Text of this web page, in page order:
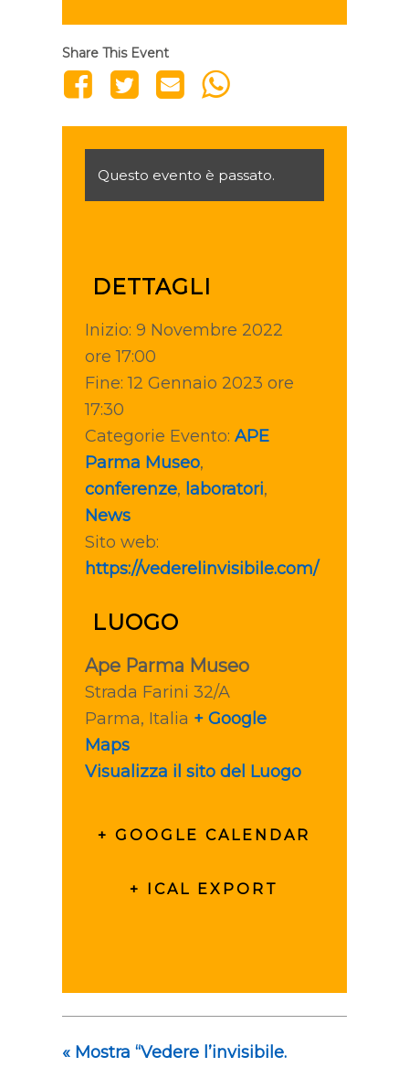
Share This Event
Questo evento è passato.
DETTAGLI
Inizio: 9 Novembre 2022
ore 17:00
Fine: 12 Gennaio 2023 ore
17:30
Categorie Evento: APE
Parma Museo,
conferenze, laboratori,
News
Sito web:
https://vederelinvisibile.com/
LUOGO
Ape Parma Museo
Strada Farini 32/A
Parma, Italia + Google
Maps
Visualizza il sito del Luogo
+ GOOGLE CALENDAR
+ ICAL EXPORT
«Mostra “Vedere l’invisibile.